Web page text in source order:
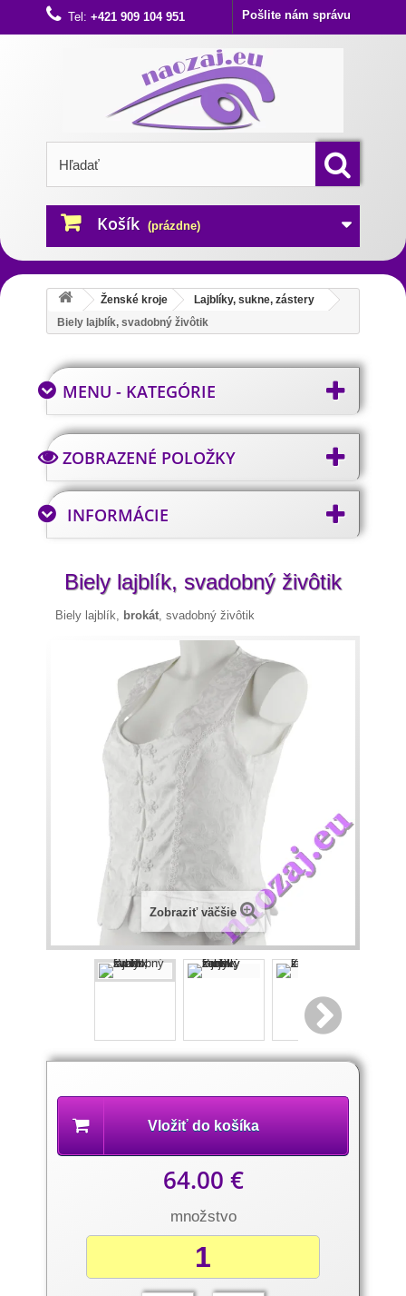
Pošlite nám správu
Tel: +421 909 104 951
Košík (prázdne)
Ženské kroje
Lajblíky, sukne, zástery
Biely lajblík, svadobný živôtik
MENU - KATEGÓRIE
ZOBRAZENÉ POLOŽKY
INFORMÁCIE
Biely lajblík, svadobný živôtik
Biely lajblík, brokát, svadobný živôtik
Zobraziť väčšie
Vložiť do košíka
64.00 €
množstvo
produktu